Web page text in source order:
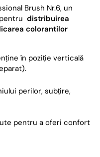
Brush Nr.6, un
distribuirea
colorantilor
în poziție verticală
perilor, subțire,
pentru a oferi confort